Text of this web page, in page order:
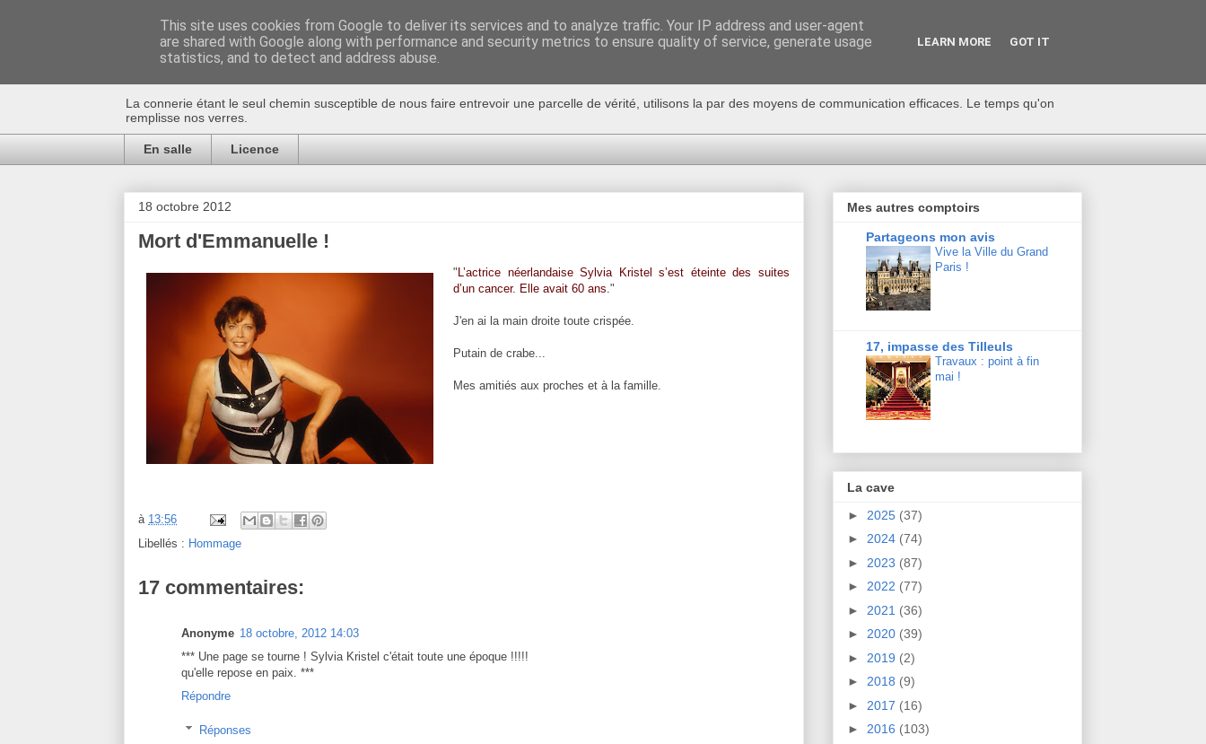
Au bistro !
La connerie étant le seul chemin susceptible de nous faire entrevoir une parcelle de vérité, utilisons la par des moyens de communication efficaces. Le temps qu'on
remplisse nos verres.
En salle Licence
18 octobre 2012
Mort d'Emmanuelle !
" L’actrice néerlandaise Sylvia Kristel s’est éteinte des suites
d’un cancer. Elle avait 60 ans. "
J'en ai la main droite toute crispée.
Putain de crabe...
Mes amitiés aux proches et à la famille.
à 13:56
Libellés : Hommage
17 commentaires:
Anonyme 18 octobre, 2012 14:03
*** Une page se tourne ! Sylvia Kristel c'était toute une époque !!!!!
qu'elle repose en paix. ***
Répondre
Réponses
Mes autres comptoirs
Partageons mon avis
Vive la Ville du Grand
Paris !
17, impasse des Tilleuls
Travaux : point à fin
mai !
La cave
► 2025 (37)
► 2024 (74)
► 2023 (87)
► 2022 (77)
► 2021 (36)
► 2020 (39)
► 2019 (2)
► 2018 (9)
► 2017 (16)
► 2016 (103)
This site uses cookies from Google to deliver its services and to analyze traffic. Your IP address and user-agent
are shared with Google along with performance and security metrics to ensure quality of service, generate usage
statistics, and to detect and address abuse.
LEARN MORE GOT IT